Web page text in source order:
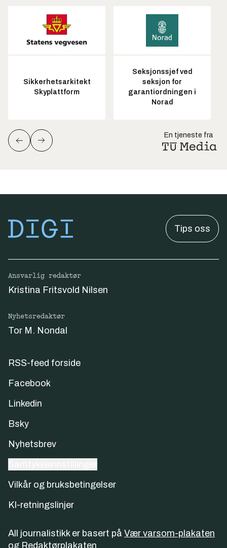
Sikkerhetsarkitekt
Skyplattform
Seksjonssjef ved
seksjon for
garantiordningen i
Norad
En tjeneste fra
Tips oss
Ansvarlig redaktør
Kristina Fritsvold Nilsen
Nyhetsredaktør
Tor M. Nondal
RSS-feed forside
Facebook
Linkedin
Bsky
Nyhetsbrev
Vilkår og bruksbetingelser
KI-retningslinjer
All journalistikk er basert på Vær varsom-plakaten
og Redaktørplakaten